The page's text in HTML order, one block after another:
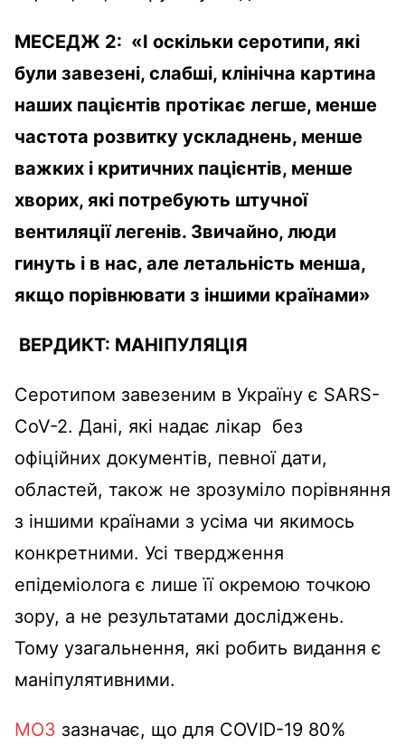
МЕСЕДЖ 2: «І оскільки серотипи, які
були завезені, слабші, клінічна картина
наших пацієнтів протікає легше, менше
частота розвитку ускладнень, менше
важких і критичних пацієнтів, менше
хворих, які потребують штучної
вентиляції легенів. Звичайно, люди
гинуть і в нас, але летальність менша,
якщо порівнювати з іншими країнами»
ВЕРДИКТ: МАНІПУЛЯЦІЯ
Серотипом завезеним в Україну є SARS-
CoV-2. Дані, які надає лікар без
офіційних документів, певної дати,
областей, також не зрозуміло порівняння
з іншими країнами з усіма чи якимось
конкретними. Усі твердження
епідеміолога є лише її окремою точкою
зору, а не результатами досліджень.
Тому узагальнення, які робить видання є
маніпулятивними.
МОЗ зазначає, що для COVID-19 80%